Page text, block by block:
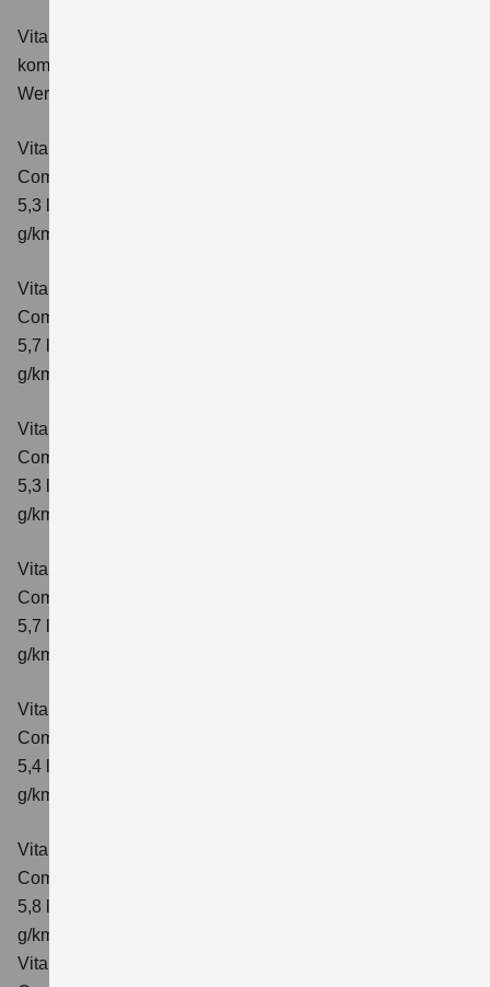
Vitara 1.4 BOOSTERJET HYBRID Club
kombinierter Energieverbrauch 5,3 l/100km; kombinierter
Wert der CO₂-Emission: 119 g/km; CO₂-Klasse: D
Vitara 1.4 BOOSTERJET HYBRID
Comfort
5,3 l/100km; kombinierter Wert der CO₂-Emission: 119
g/km; CO₂-Klasse: D
Vitara 1.4 BOOSTERJET HYBRID AT
Comfort
5,7 l/100 km; kombinierter Wert der CO₂-Emission: 129
g/km; CO₂-Klasse: D
Vitara 1.4 BOOSTERJET HYBRID
Comfort+
5,3 l/100km; kombinierter Wert der CO₂-Emission: 120
g/km; CO₂-Klasse: D
Vitara 1.4 BOOSTERJET HYBRID AT
Comfort+
5,7 l/100km; kombinierter Wert der CO₂-Emission: 130
g/km; CO₂-Klasse: D
Vitara 1.4 BOOSTERJET HYBRID ALLGRIP
Comfort
5,4 l/100km; kombinierter Wert der CO₂-Emission: 129
g/km; CO₂-Klasse: D
Vitara 1.4 BOOSTERJET HYBRID ALLGRIP AT
Comfort
5,8 l/100 km; kombinierter Wert der CO₂-Emission: 137
g/km; CO₂-Klasse: E
Vitara 1.4 BOOSTERJET HYBRID ALLGRIP